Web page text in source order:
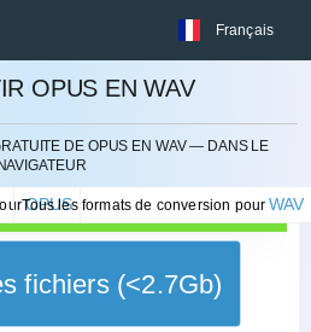
Français
OPUS EN WAV
DE OPUS EN WAV — DANS LE
NAVIGATEUR
OPUS
Tous les formats de conversion pourWAV
fichiers (<2.7Gb)